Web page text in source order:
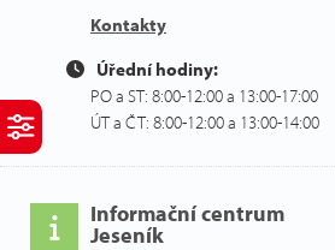
Kontakty
Úřední hodiny:
PO a ST: 8:00-12:00 a 13:00-17:00
ÚT a ČT: 8:00-12:00 a 13:00-14:00
Informační centrum
Jeseník